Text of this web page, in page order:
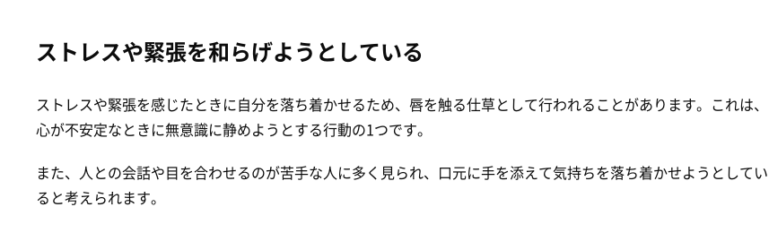
ストレスや緊張を和らげようとしている
ストレスや緊張を感じたときに自分を落ち着かせるため、唇を触る仕草として行われることがあります。これは、
心が不安定なときに無意識に静めようとする行動の1つです。
また、人との会話や目を合わせるのが苦手な人に多く見られ、口元に手を添えて気持ちを落ち着かせようとしてい
ると考えられます。